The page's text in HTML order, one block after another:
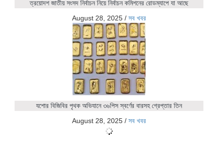
ত্রয়োদশ জাতীয় সংসদ নির্বাচন নিয়ে নির্বাচন কমিশনের রোডম্যাপে যা আছে
August 28, 2025 / সব খবর
যশোর বিজিবির পৃথক অভিযানে ৩৬পিস স্বর্ণের বারসহ গ্রেপ্তার তিন
August 28, 2025 / সব খবর